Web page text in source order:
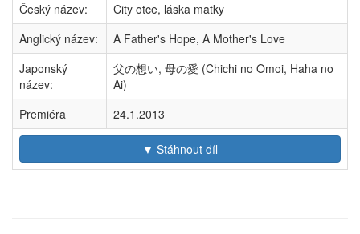
Český název:
City otce, láska matky
Anglický název:
A Father's Hope, A Mother's Love
Japonský
název:
父の想い, 母の愛 (Chichi no Omoi, Haha no
Ai)
Premiéra
24.1.2013
▼ Stáhnout díl